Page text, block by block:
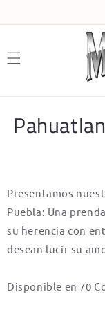
information
Presentamos
Puebla: Una
su herencia con
desean lucir su
Disponible en 70